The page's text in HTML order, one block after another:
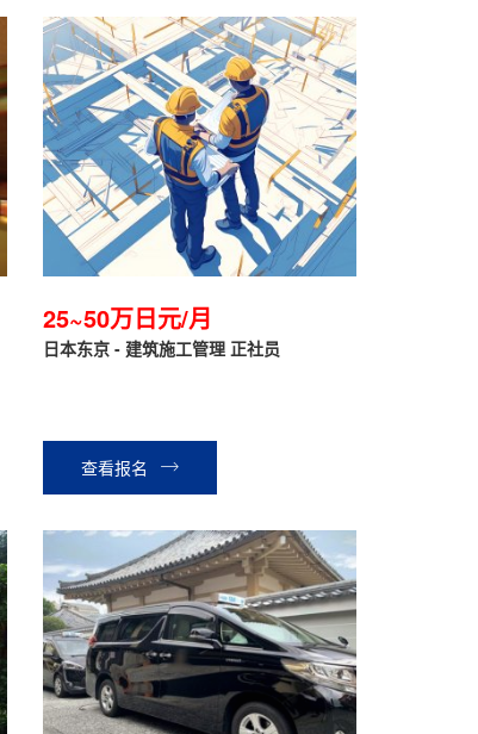
25~50万日元/月
日本东京 - 建筑施工管理 正社员
查看报名